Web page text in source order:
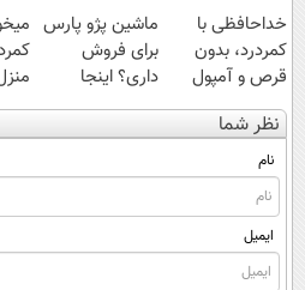
خداحافظی با
کمردرد، بدون
قرص و آمپول
ماشین پژو پارس
برای فروش
داری؟ اینجا
سریع بفروشش
نظر شما
نام
ایمیل